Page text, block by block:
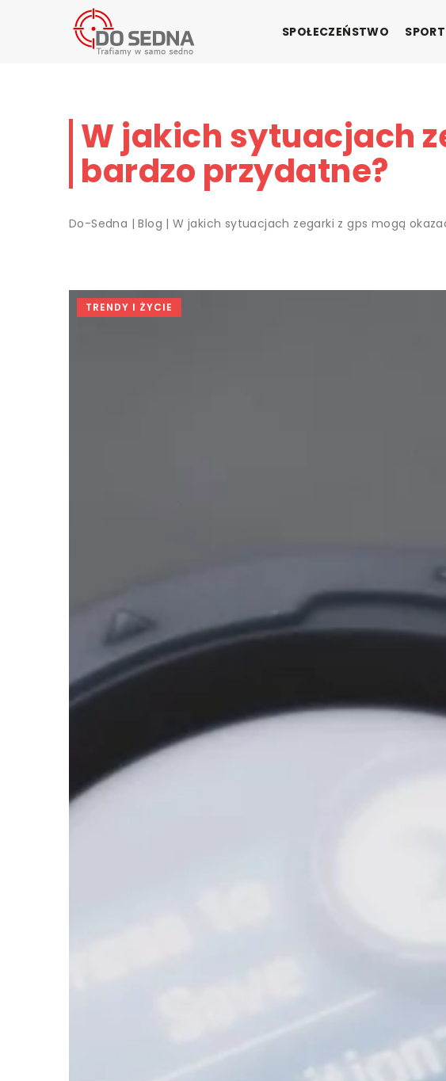
SPOŁECZEŃSTWO SPORT
W jakich sytuacjach
bardzo przydatne?
Do-Sedna |Blog |W jakich sytuacjach zegarki z gps mogą
TRENDY I ŻYCIE
Na co zwrócić uwagę dokonując
wyboru koszuli męskiej?
ważniejszy jest dla niego wybór tej
właściwej. Wybór koszuli […]